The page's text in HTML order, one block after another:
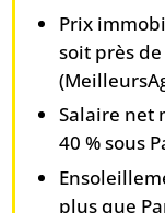
Prix
soit près
Salaire net
40 % sous
plus que